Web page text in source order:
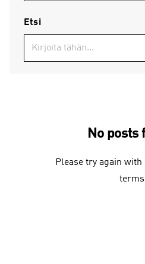
Etsi
No posts
Please try again